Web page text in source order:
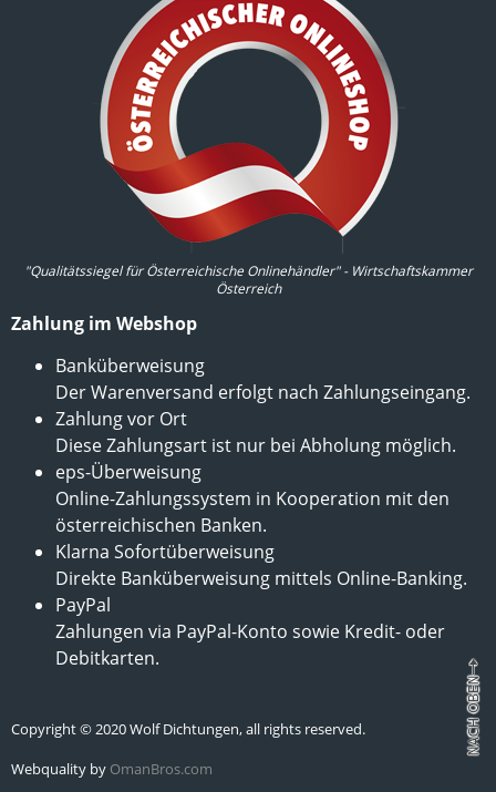
"Qualitätssiegel für Österreichische Onlinehändler" - Wirtschaftskammer
Österreich
Zahlung im Webshop
Banküberweisung
Der Warenversand erfolgt nach Zahlungseingang.
Zahlung vor Ort
Diese Zahlungsart ist nur bei Abholung möglich.
eps-Überweisung
Online-Zahlungssystem in Kooperation mit den
österreichischen Banken.
Klarna Sofortüberweisung
Direkte Banküberweisung mittels Online-Banking.
PayPal
Zahlungen via PayPal-Konto sowie Kredit- oder
Debitkarten.
Copyright © 2020 Wolf Dichtungen, all rights reserved.
Webquality by OmanBros.com